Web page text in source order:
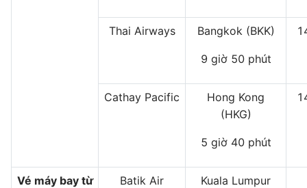
Thai Airways Bangkok (BKK)
9 giờ 50 phút
Cathay Pacific
Hong Kong
(HKG)
5 giờ 40 phút
Vé máy bay từ
Batik Air
Kuala Lumpur